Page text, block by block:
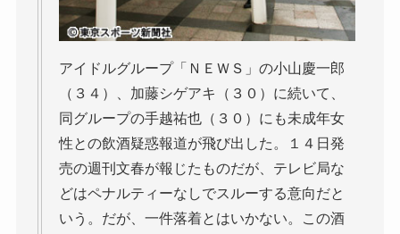
アイドルグループ「ＮＥＷＳ」の小山慶一郎
（３４）、加藤シゲアキ（３０）に続いて、
同グループの手越祐也（３０）にも未成年女
性との飲酒疑惑報道が飛び出した。１４日発
売の週刊文春が報じたものだが、テレビ局な
どはペナルティーなしでスルーする意向だと
いう。だが、一件落着とはいかない。この酒